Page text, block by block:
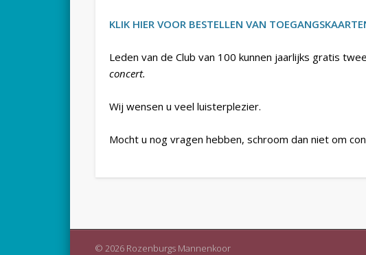
KLIK HIER VOOR BESTELLEN VAN
Leden van de Club van 100 kunnen jaarlijks gratis
concert.
Wij wensen u veel luisterplezier.
Mocht u nog vragen hebben, schroom dan niet om
© 2026 Rozenburgs Mannenkoor